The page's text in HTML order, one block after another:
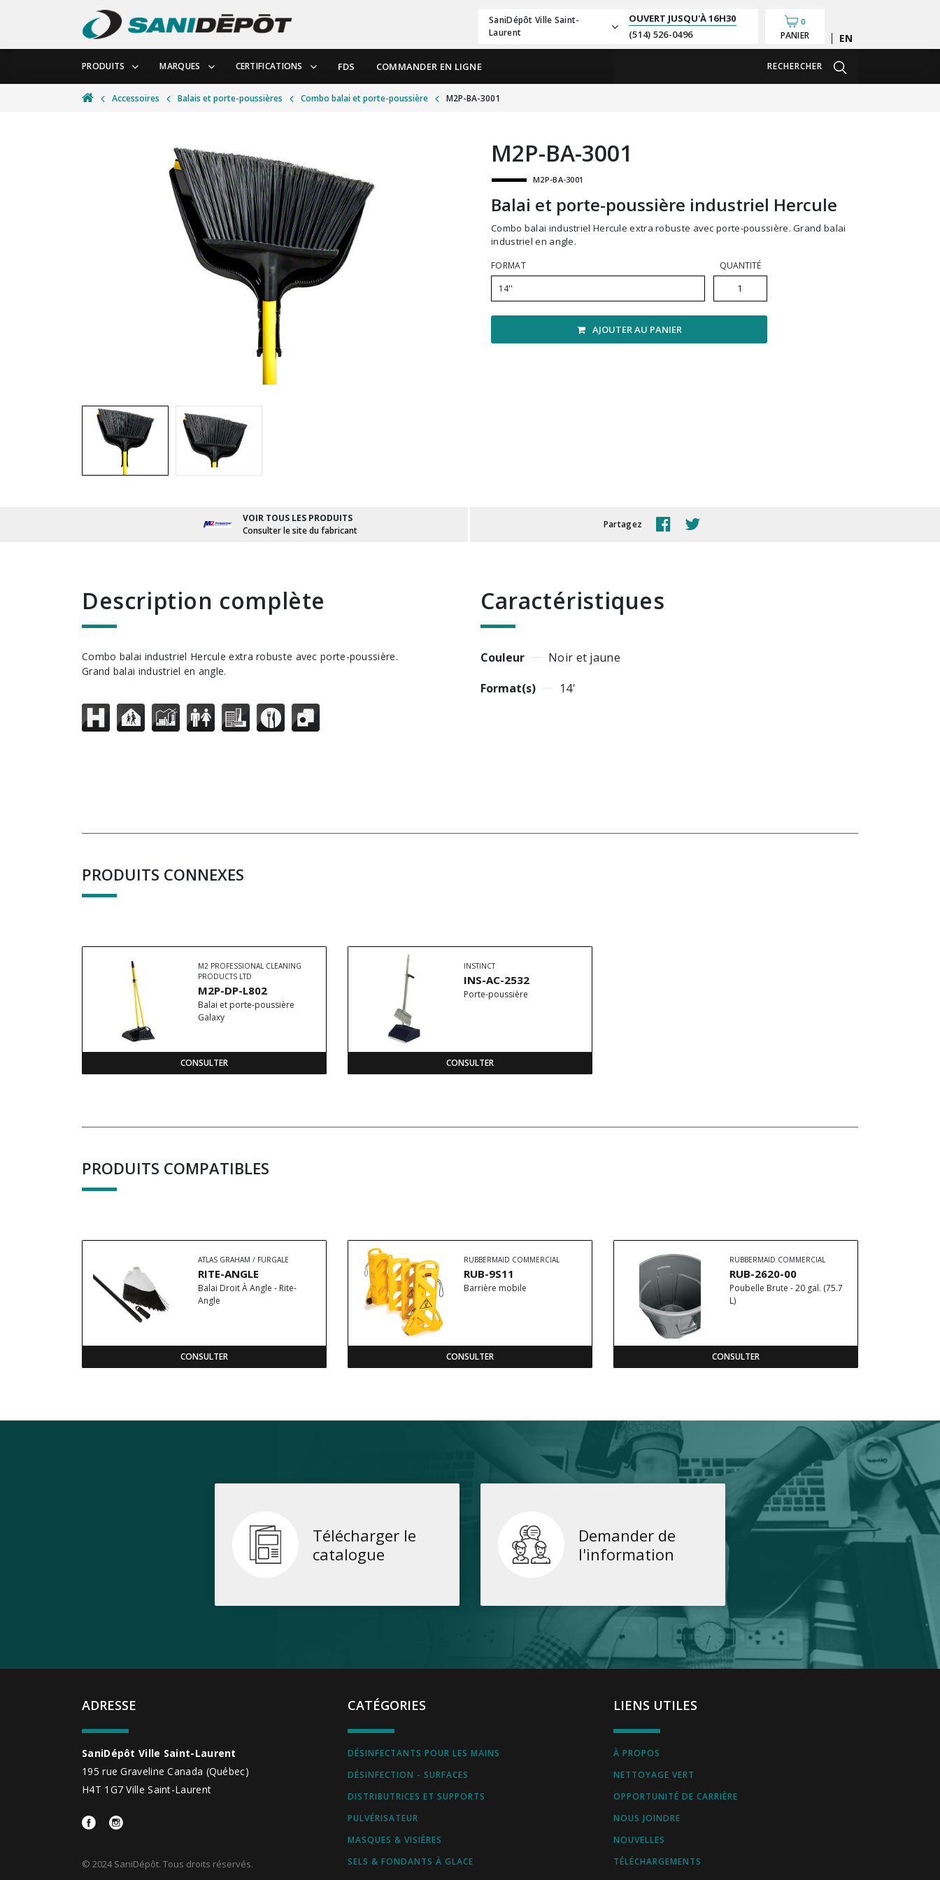
SaniDépôt Ville Saint-
Laurent
OUVERT JUSQU'À16H30
(514) 526-0496
0
PANIER English
PRODUITS MARQUES CERTIFICATIONS FDS COMMANDER EN LIGNE RECHERCHER
Accessoires Balais et porte-poussières Combo balai et porte-poussière M2P-BA-3001
M2P-BA-3001
M2P-BA-3001
Balai et porte-poussière industriel Hercule
Combo balai industriel Hercule extra robuste avec porte-poussière. Grand balai
industriel en angle.
FORMAT
14''
QUANTITÉ
AJOUTER AU PANIER
VOIR TOUS LES PRODUITS
Consulter le site du fabricant
Partagez
description complète
Combo balai industriel Hercule extra robuste avec porte-poussière.
Grand balai industriel en angle.
Caractéristiques
Couleur
Noir et jaune
Format(s)
14'
PRODUITS CONNEXES
M2 PROFESSIONAL CLEANING
PRODUCTS LTD
M2P-DP-L802
Balai et porte-poussière
Galaxy
CONSULTER
INSTINCT
INS-AC-2532
Porte-poussière
CONSULTER
PRODUITS COMPATIBLES
ATLAS GRAHAM / FURGALE
RITE-ANGLE
Balai Droit À Angle - Rite-
Angle
CONSULTER
RUBBERMAID COMMERCIAL
RUB-9S11
Barrière mobile
CONSULTER
RUBBERMAID COMMERCIAL
RUB-2620-00
Poubelle Brute - 20 gal. (75.7
L)
CONSULTER
Télécharger le
catalogue
Demander de
l'information
ADRESSE
SaniDépôt Ville Saint-Laurent
195 rue Graveline Canada (Québec)
H4T 1G7Ville Saint-Laurent
© 2024 SaniDépôt. Tous droits réservés.
CATÉGORIES
DÉSINFECTANTS POUR LES MAINS
DÉSINFECTION - SURFACES
DISTRIBUTRICES ET SUPPORTS
PULVÉRISATEUR
MASQUES & VISIÈRES
SELS & FONDANTS À GLACE
LIENS UTILES
À PROPOS
NETTOYAGE VERT
OPPORTUNITÉ DE CARRIÈRE
NOUS JOINDRE
NOUVELLES
TÉLÉCHARGEMENTS